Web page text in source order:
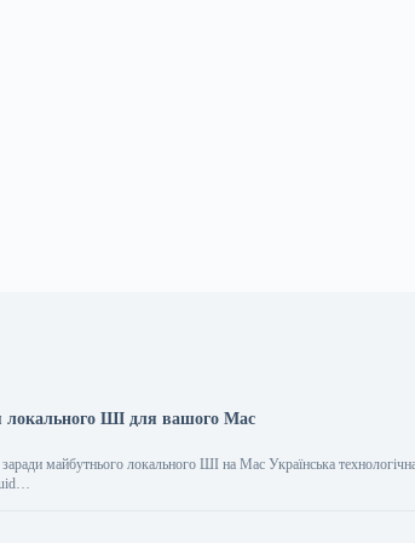
ШІ для вашого Mac
майбутнього локального ШІ на Mac Українська